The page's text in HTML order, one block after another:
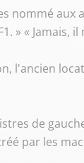
nommé aux
» « Jamais,
l'ancien
de
par les